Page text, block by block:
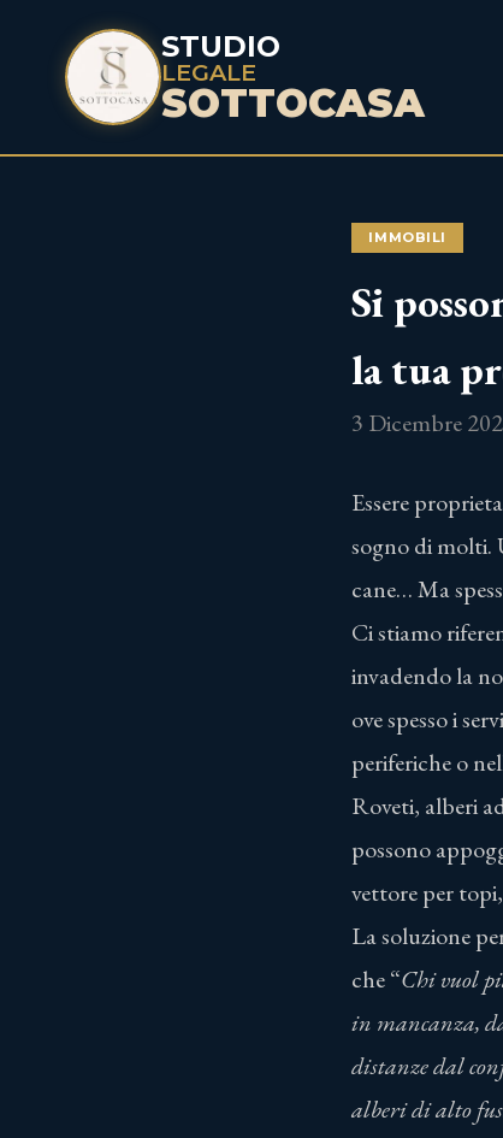
STUDIO
LEGALE
SOTTOCASA
IMMOBILI
Si
la tua
3 Dicembre
Essere
sogno di molti.
cane… Ma
Ci stiamo
invadendo la
ove spesso i
periferiche o
Roveti, alberi
possono
vettore per
La soluzione
che “Chi vuol
in mancanza,
distanze dal
alberi di alto